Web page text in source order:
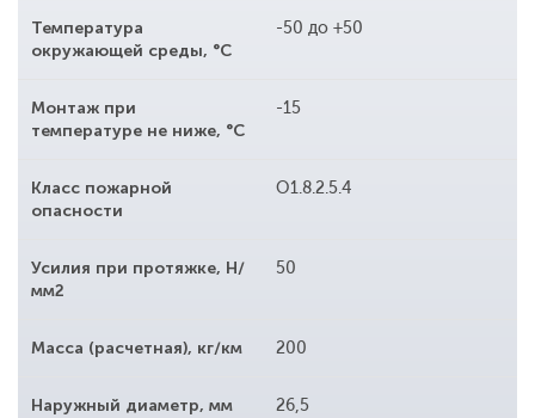
Температура
окружающей среды, °С
-50 до +50
Монтаж при
температуре не ниже, °С
-15
Класс пожарной
опасности
O1.8.2.5.4
Усилия при протяжке, Н/
мм2
50
Масса (расчетная), кг/км 200
Наружный диаметр, мм 26,5